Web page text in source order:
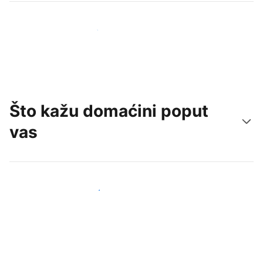
Doprite do novih gostiju već danas
Što kažu domaćini poput
vas
Pridružite se domaćinima poput vas